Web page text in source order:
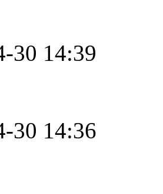
30 14:39
30 14:36